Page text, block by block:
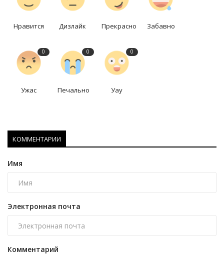
Нравится Дизлайк Прекрасно Забавно
0
Ужас
0
Печально
0
Уау
КОММЕНТАРИИ
Имя
Электронная почта
Комментарий